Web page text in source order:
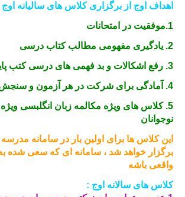
اهداف اوج از برگزاری کلاس های سالیانه اوج
1.موفقیت در امتحانات
2. یادگیری مفهومی مطالب کتاب درسی
3. رفع اشکالات و بد فهمی های درسی کتب پایه دوم
4. آمادگی برای شرکت در هر آزمون و سنجش عملکردی
5. کلاس های ویژه مکالمه زبان انگلبسی
نوجوانان
این کلاس ها برای اولین بار در سامانه
برگزار خواهد شد ، سامانه ای که سعی
واقعی باشه
کلاس های سالانه اوج :